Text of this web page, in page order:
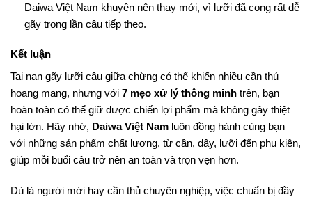
Daiwa Việt Nam khuyên nên thay mới, vì lưỡi đã cong rất dễ
gãy trong lần câu tiếp theo.
Kết luận
Tai nạn gãy lưỡi câu giữa chừng có thể khiến nhiều cần thủ
hoang mang, nhưng với 7 mẹo xử lý thông minh trên, bạn
hoàn toàn có thể giữ được chiến lợi phẩm mà không gây thiệt
hại lớn. Hãy nhớ, Daiwa Việt Nam luôn đồng hành cùng bạn
với những sản phẩm chất lượng, từ cần, dây, lưỡi đến phụ kiện,
giúp mỗi buổi câu trở nên an toàn và trọn vẹn hơn.
Dù là người mới hay cần thủ chuyên nghiệp, việc chuẩn bị đầy